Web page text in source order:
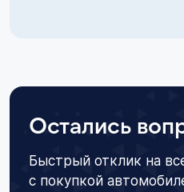
Остались
Быстрый отклик на
с покупкой